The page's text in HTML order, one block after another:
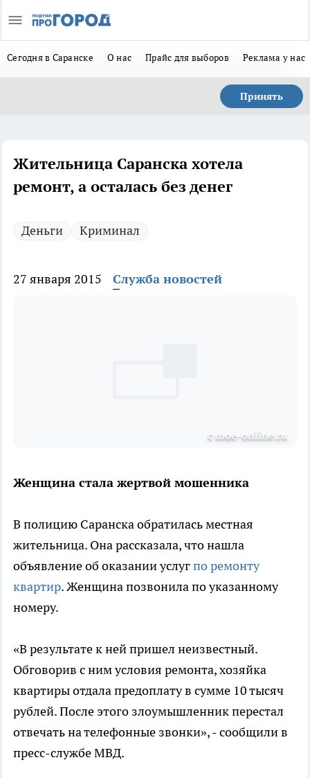
Сегодня в Саранске О нас Прайс для выборов Реклама у нас
Принять
Жительница Саранска хотела
ремонт, а осталась без денег
Деньги Криминал
27 января 2015 Служба новостей
с moe-online.ru
Женщина стала жертвой мошенника
В полицию Саранска обратилась местная
жительница. Она рассказала, что нашла
объявление об оказании услугпо ремонту
квартир. Женщина позвонила по указанному
номеру.
«В результате к ней пришел неизвестный.
Обговорив с ним условия ремонта, хозяйка
квартиры отдала предоплату в сумме 10 тысяч
рублей. После этого злоумышленник перестал
отвечать на телефонные звонки», - сообщили в
пресс-службе МВД.